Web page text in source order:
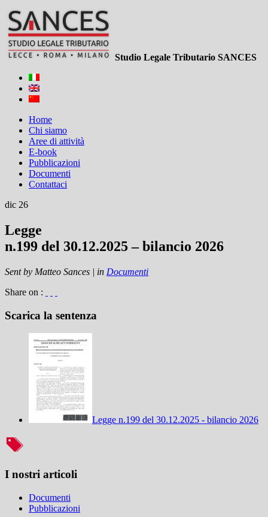
Studio Legale Tributario SANCES
Home
Chi siamo
Aree di attività
E-book
Pubblicazioni
Documenti
Contattaci
dic 26
Legge
n.199 del 30.12.2025 – bilancio 2026
Sent by Matteo Sances | in Documenti
Share on :
Scarica la sentenza
Legge n.199 del 30.12.2025 - bilancio 2026
I nostri articoli
Documenti
Pubblicazioni